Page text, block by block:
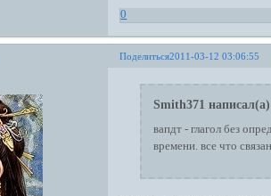
0
Поделиться2011-03-12 03:06:55
Smith371
вапдт - глагол без
времени. все что